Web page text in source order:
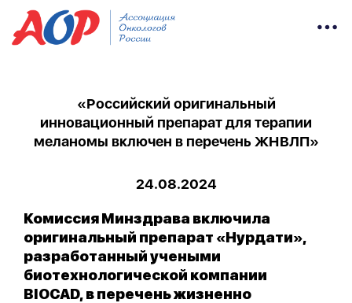
«Российский оригинальный
инновационный препарат для терапии
меланомы включен в перечень ЖНВЛП»
24.08.2024
Комиссия Минздрава включила
оригинальный препарат «Нурдати»,
разработанный учеными
биотехнологической компании
BIOCAD, в перечень жизненно